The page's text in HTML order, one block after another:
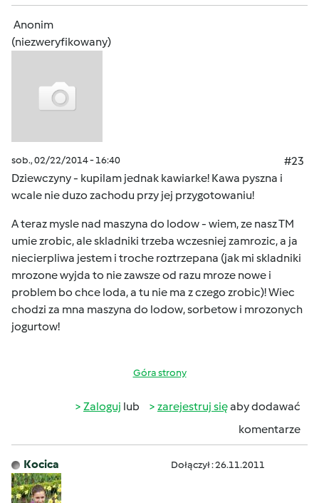
Anonim
(niezweryfikowany)
sob., 02/22/2014 - 16:40
#23
Dziewczyny - kupilam jednak kawiarke! Kawa pyszna i
wcale nie duzo zachodu przy jej przygotowaniu!
A teraz mysle nad maszyna do lodow - wiem, ze nasz TM
umie zrobic, ale skladniki trzeba wczesniej zamrozic, a ja
niecierpliwa jestem i troche roztrzepana (jak mi skladniki
mrozone wyjda to nie zawsze od razu mroze nowe i
problem bo chce loda, a tu nie ma z czego zrobic)! Wiec
chodzi za mna maszyna do lodow, sorbetow i mrozonych
jogurtow!
Góra strony
Zaloguj lub zarejestruj sięaby dodawać
komentarze
Kocica Dołączył : 26.11.2011